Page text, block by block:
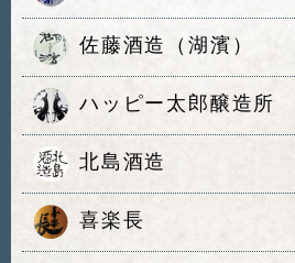
佐藤酒造（湖濱）
ハッピー太郎醸造所
北島酒造
喜楽長